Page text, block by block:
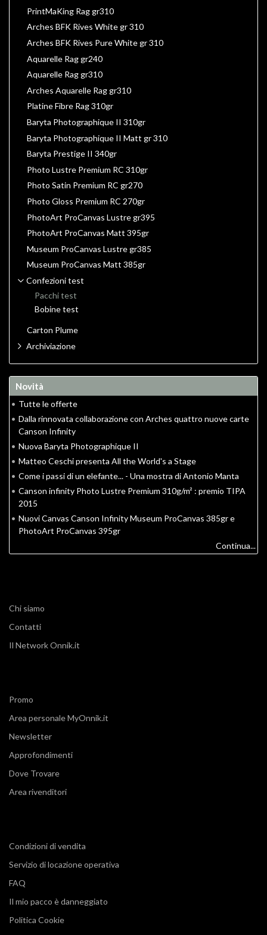
PrintMaKing Rag gr310
Arches BFK Rives White gr 310
Arches BFK Rives Pure White gr 310
Aquarelle Rag gr240
Aquarelle Rag gr310
Arches Aquarelle Rag gr310
Platine Fibre Rag 310gr
Baryta Photographique II 310gr
Baryta Photographique II Matt gr 310
Baryta Prestige II 340gr
Photo Lustre Premium RC 310gr
Photo Satin Premium RC gr270
Photo Gloss Premium RC 270gr
PhotoArt ProCanvas Lustre gr395
PhotoArt ProCanvas Matt 395gr
Museum ProCanvas Lustre gr385
Museum ProCanvas Matt 385gr
Confezioni test
Pacchi test
Bobine test
Carton Plume
Archiviazione
Novità
• Tutte le offerte
• Dalla rinnovata collaborazione con Arches quattro nuove carte
Canson Infinity
• Nuova Baryta Photographique II
• Matteo Ceschi presenta All the World's a Stage
• Come i passi di un elefante... - Una mostra di Antonio Manta
• Canson infinity Photo Lustre Premium 310g/m² : premio TIPA
2015
• Nuovi Canvas Canson Infinity Museum ProCanvas 385gr e
PhotoArt ProCanvas 395gr
Continua...
Chi siamo
Contatti
Il Network Onnik.it
Promo
Area personale MyOnnik.it
Newsletter
Approfondimenti
Dove Trovare
Area rivenditori
Condizioni di vendita
Servizio di locazione operativa
FAQ
Il mio pacco è danneggiato
Politica Cookie